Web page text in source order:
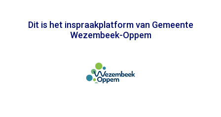
Dit is het inspraakplatform van Gemeente
Wezembeek-Oppem